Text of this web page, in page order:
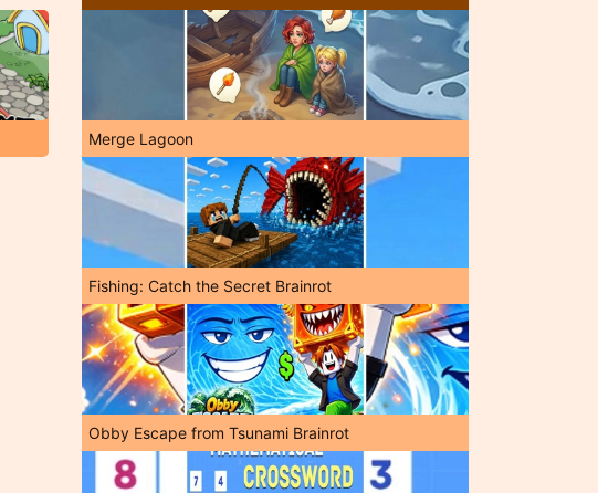
Merge Lagoon
Fishing: Catch the Secret Brainrot
Obby Escape from Tsunami Brainrot